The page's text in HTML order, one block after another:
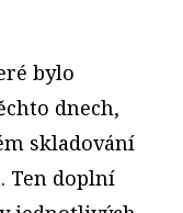
bylo
dnech,
skladování
Ten doplní